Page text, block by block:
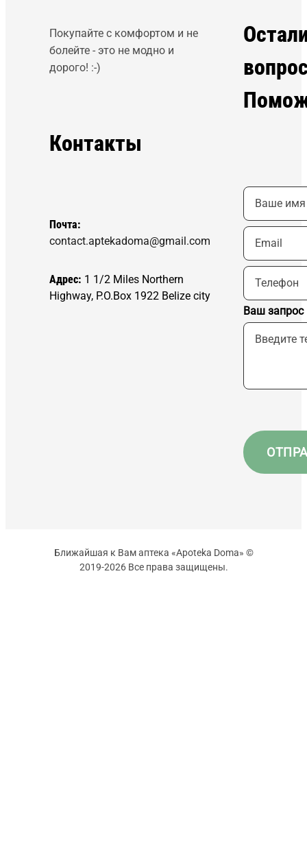
Покупайте с комфортом и не
болейте - это не модно и
дорого! :-)
Контакты
Почта:
contact.aptekadoma@gmail.com
Адрес: 1 1/2 Miles Northern
Highway, P.O.Box 1922 Belize city
Ваш запрос
Ближайшая к Вам аптека «Apoteka Doma» ©
2019-2026 Все права защищены.